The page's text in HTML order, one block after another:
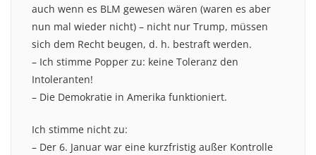
auch wenn es BLM gewesen wären (waren es aber
nun mal wieder nicht) – nicht nur Trump, müssen
sich dem Recht beugen, d. h. bestraft werden.
– Ich stimme Popper zu: keine Toleranz den
Intoleranten!
– Die Demokratie in Amerika funktioniert.
Ich stimme nicht zu:
– Der 6. Januar war eine kurzfristig außer Kontrolle